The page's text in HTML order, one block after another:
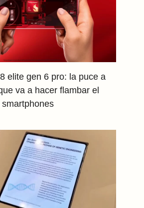
elite gen 6 pro: la puce a
va a hacer flambar el